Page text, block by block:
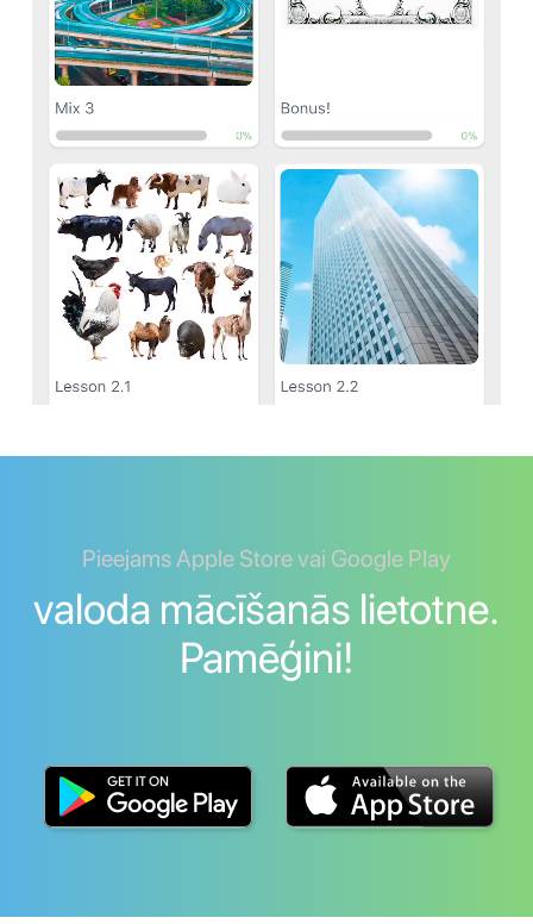
Pieejams Apple Store vai Google Play
valoda mācīšanās lietotne.
Pamēģini!